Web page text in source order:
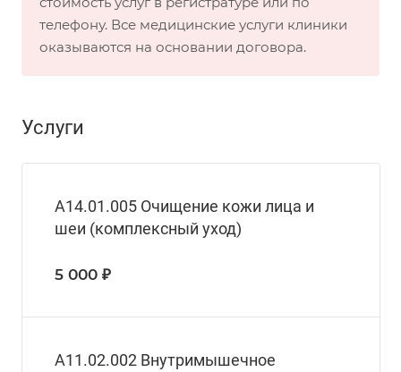
телефону. Все медицинские услуги клиники
оказываются на основании договора.
Услуги
A14.01.005 Очищение кожи лица и
шеи (комплексный уход)
5 000 ₽
A11.02.002 Внутримышечное